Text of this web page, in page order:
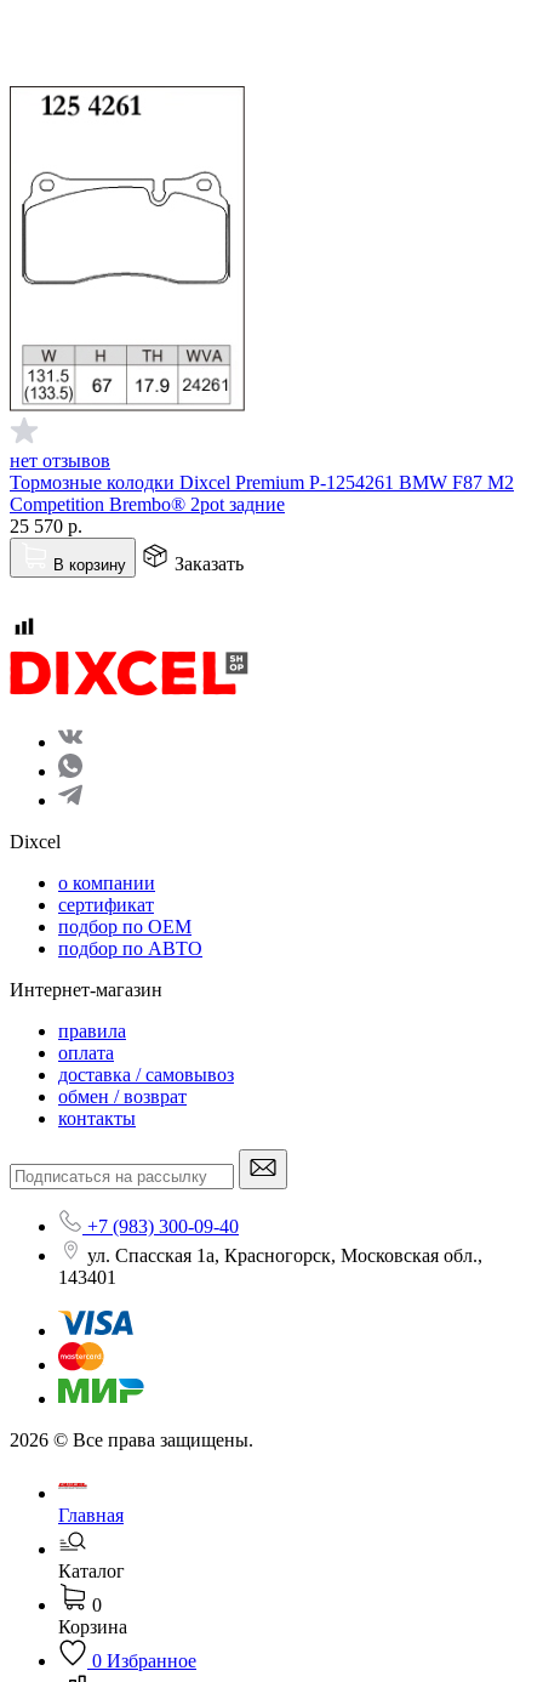
нет отзывов
Тормозные колодки Dixcel Premium P-1254261 BMW F87 M2
Competition Brembo® 2pot задние
25 570 р.
В корзину Заказать
Dixcel
o компании
сертификат
подбор по OEM
подбор по АВТО
Интернет-магазин
правила
оплата
доставка / самовывоз
обмен / возврат
контакты
+7 (983) 300-09-40
ул. Спасская 1а, Красногорск, Московская обл.,
143401
2026 © Все права защищены.
Главная
Каталог
0
Корзина
0 Избранное